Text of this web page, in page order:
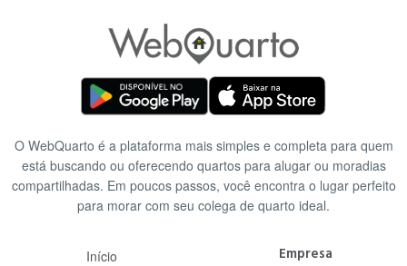
O WebQuarto é a plataforma mais simples e completa para quem
está buscando ou oferecendo quartos para alugar ou moradias
compartilhadas. Em poucos passos, você encontra o lugar perfeito
para morar com seu colega de quarto ideal.
Início
Empresa